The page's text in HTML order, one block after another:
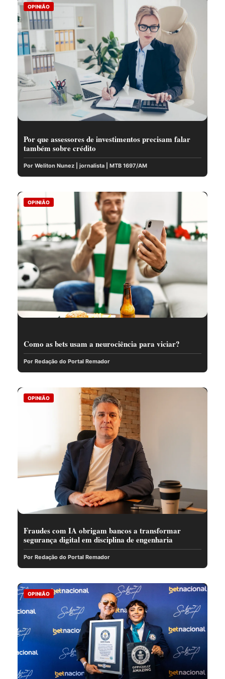
OPINIÃO
Por que assessores de investimentos precisam falar
também sobre crédito
Por Weliton Nunez | jornalista | MTB 1697/AM
OPINIÃO
Como as bets usam a neurociência para viciar?
Por Redação do Portal Remador
OPINIÃO
Fraudes com IA obrigam bancos a transformar
segurança digital em disciplina de engenharia
Por Redação do Portal Remador
OPINIÃO